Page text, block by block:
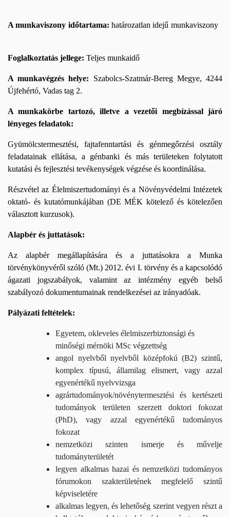
A munkaviszony időtartama: határozatlan idejű munkaviszony
Foglalkoztatás jellege: Teljes munkaidő
A munkavégzés helye: Szabolcs-Szatmár-Bereg Megye, 4244
Újfehértó, Vadas tag 2.
A munkakörbe tartozó, illetve a vezetői megbízással járó
lényeges feladatok:
Gyümölcstermesztési, fajtafenntartási és génmegőrzési osztály
feladatainak ellátása, a génbanki és más területeken folytatott
kutatási és fejlesztési tevékenységek végzése és koordinálása.
Részvétel az Élelmiszertudományi és a Növényvédelmi Intézetek
oktató- és kutatómunkájában (DE MÉK kötelező és kötelezően
választott kurzusok).
Alapbér és juttatások:
Az alapbér megállapítására és a juttatásokra a Munka
törvénykönyvéről szóló (Mt.) 2012. évi I. törvény és a kapcsolódó
ágazati jogszabályok, valamint az intézmény egyéb belső
szabályozó dokumentumainak rendelkezései az irányadóak.
Pályázati feltételek:
Egyetem, okleveles élelmiszerbiztonsági és
minőségi mérnöki MSc végzettség
angol nyelvből nyelvből középfokú (B2) szintű,
komplex típusú, államilag elismert, vagy azzal
egyenértékű nyelvvizsga
agrártudományok/növénytermesztési és kertészeti
tudományok területen szerzett doktori fokozat
(PhD), vagy azzal egyenértékű tudományos
fokozat
nemzetközi szinten ismerje és művelje
tudományterületét
legyen alkalmas hazai és nemzetközi tudományos
fórumokon szakterületének megfelelő szintű
képviseletére
alkalmas legyen, és lehetőség szerint vegyen részt a